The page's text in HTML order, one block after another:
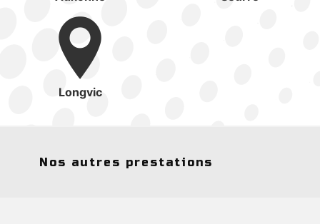
Longvic
Nos autres prestations